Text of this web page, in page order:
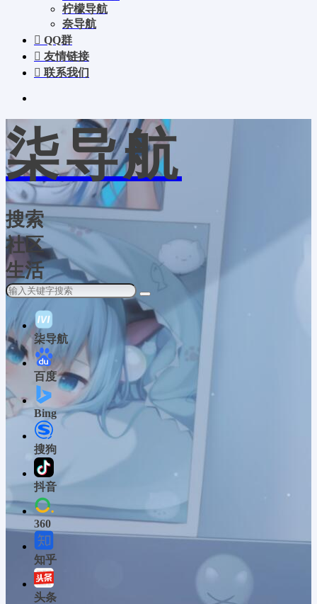
柠檬导航
奈导航
QQ群
友情链接
联系我们
柒导航
搜索
社区
生活
柒导航
百度
Bing
搜狗
抖音
360
知乎
头条